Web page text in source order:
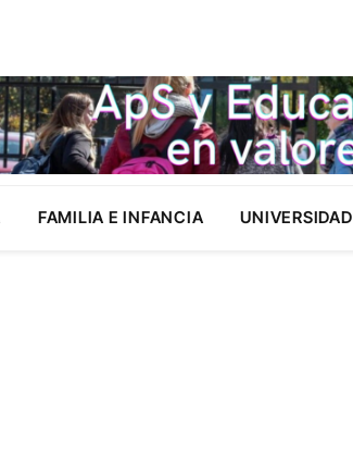
FAMILIA E INFANCIA UNIVERSIDAD